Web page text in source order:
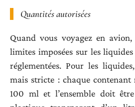
Quantités autorisées
Quand vous voyagez en
limites imposées sur les
réglementées. Pour les
mais stricte : chaque contenant
100 ml et l’ensemble doit